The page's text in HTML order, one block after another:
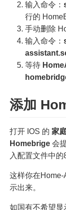
输入命令：
行的
手动删除
输入命令：
等待
添加
打开 IOS 的 家
Homebrige 会
入配置文件中的
这样你在Home-
示出来。
如国有不希望显